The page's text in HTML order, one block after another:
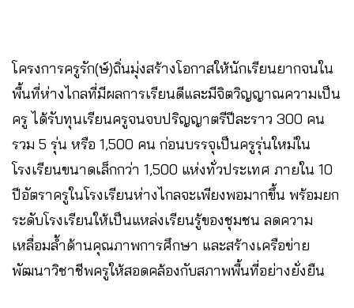
โครงการครูรัก(ษ์)ถิ่นมุ่งสร้างโอกาสให้นักเรียนยากจนใน
พื้นที่ห่างไกลที่มีผลการเรียนดีและมีจิตวิญญาณความเป็น
ครู ได้รับทุนเรียนครูจนจบปริญญาตรีปีละราว 300 คน
รวม 5 รุ่น หรือ 1,500 คน ก่อนบรรจุเป็นครูรุ่นใหม่ใน
โรงเรียนขนาดเล็กกว่า 1,500 แห่งทั่วประเทศ ภายใน 10
ปีอัตราครูในโรงเรียนห่างไกลจะเพียงพอมากขึ้น พร้อมยก
ระดับโรงเรียนให้เป็นแหล่งเรียนรู้ของชุมชน ลดความ
เหลื่อมล้ำด้านคุณภาพการศึกษา และสร้างเครือข่าย
พัฒนาวิชาชีพครูให้สอดคล้องกับสภาพพื้นที่อย่างยั่งยืน